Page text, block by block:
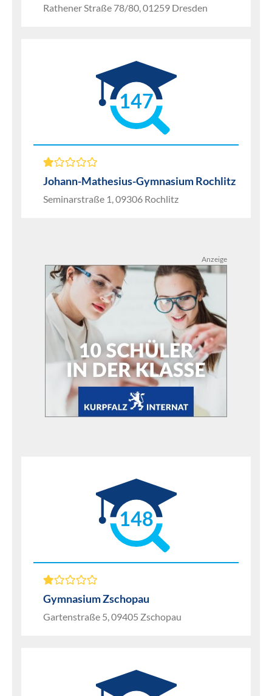
Rathener Straße 78/80, 01259 Dresden
147
Johann-Mathesius-Gymnasium Rochlitz
Seminarstraße 1, 09306 Rochlitz
Anzeige
148
Gymnasium Zschopau
Gartenstraße 5, 09405 Zschopau